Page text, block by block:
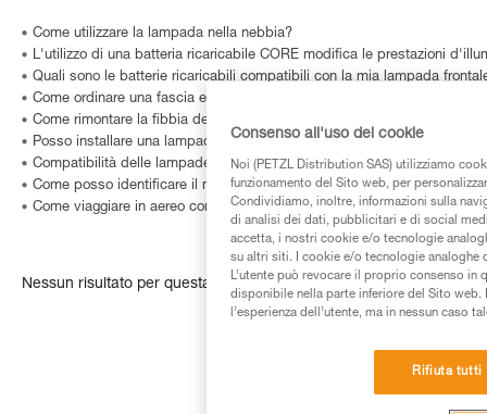
Come utilizzare la lampada nella nebbia?
L'utilizzo di una batteria ricaricabile CORE modifica le prestazioni
Quali sono le batterie ricaricabili compatibili con la mia lampada
Come ordinare una fascia elastica nuova?
Come rimontare la fibbia della fascia elastica delle lampade ACTIK /
Posso installare una lampada frontale sulla mia bici?
Compatibilità delle lampade con HELMET ADAPT?
Come posso identificare il modello e l’età della mia lampada frontale
Come viaggiare in aereo con una lampada frontale?
Nessun risultato per questa ricerca
Consenso all'uso dei cookie
Noi (PETZL Distribution SAS) utilizziamo
funzionamento del Sito web, per
Condividiamo, inoltre, informazioni sulla
di analisi dei dati, pubblicitari e di social
accetta, i nostri cookie e/o tecnologie
su altri siti. I cookie e/o tecnologie analoghe
L’utente può revocare il proprio consenso
disponibile nella parte inferiore del Sito
l’esperienza dell’utente, ma in nessun caso
Rifiuta tutti